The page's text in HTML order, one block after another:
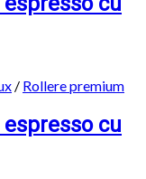
/ Rollere premium
cu